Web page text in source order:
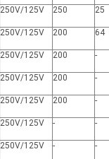
250V/125V 250 25
250V/125V 200 64
250V/125V 200 -
250V/125V 200 -
250V/125V 200 -
250V/125V - -
250V/125V - -